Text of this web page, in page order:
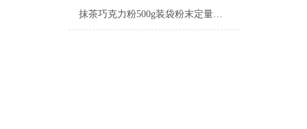
抹茶巧克力粉500g装袋粉末定量灌装机